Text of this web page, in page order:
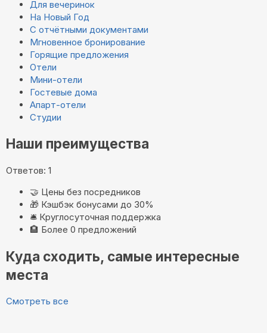
Для вечеринок
На Новый Год
С отчётными документами
Мгновенное бронирование
Горящие предложения
Отели
Мини-отели
Гостевые дома
Апарт-отели
Студии
Наши преимущества
Ответов: 1
🤝 Цены без посредников
🎁 Кэшбэк бонусами до 30%
🛎️ Круглосуточная поддержка
🏨 Более 0 предложений
Куда сходить, самые интересные
места
Смотреть все